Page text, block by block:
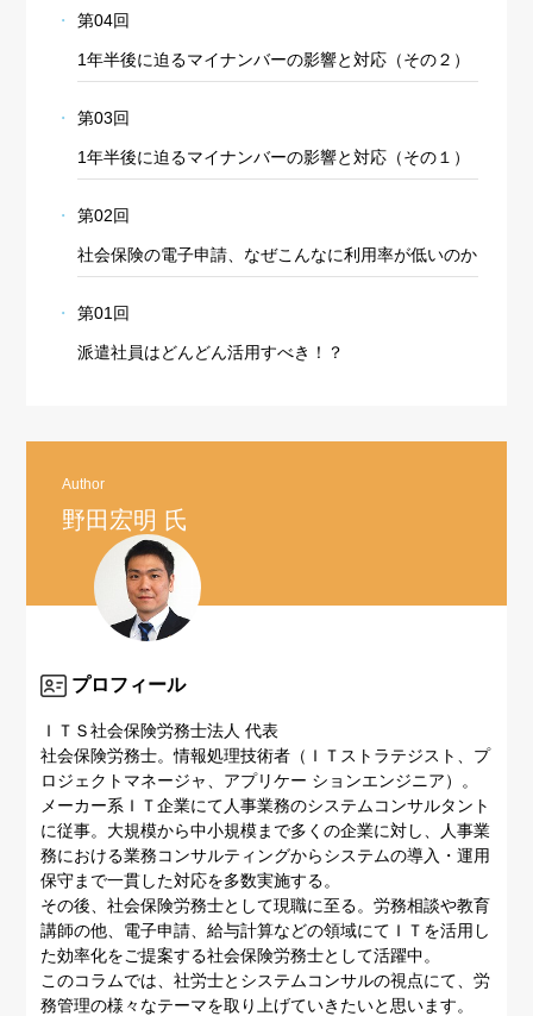
第04回
1年半後に迫るマイナンバーの影響と対応（その２）
第03回
1年半後に迫るマイナンバーの影響と対応（その１）
第02回
社会保険の電子申請、なぜこんなに利用率が低いのか
第01回
派遣社員はどんどん活用すべき！？
Author
野田宏明 氏
プロフィール
ＩＴＳ社会保険労務士法人 代表
社会保険労務士。情報処理技術者（ＩＴストラテジスト、プ
ロジェクトマネージャ、アプリケー ションエンジニア）。
メーカー系ＩＴ企業にて人事業務のシステムコンサルタント
に従事。大規模から中小規模まで多くの企業に対し、人事業
務における業務コンサルティングからシステムの導入・運用
保守まで一貫した対応を多数実施する。
その後、社会保険労務士として現職に至る。労務相談や教育
講師の他、電子申請、給与計算などの領域にてＩＴを活用し
た効率化をご提案する社会保険労務士として活躍中。
このコラムでは、社労士とシステムコンサルの視点にて、労
務管理の様々なテーマを取り上げていきたいと思います。